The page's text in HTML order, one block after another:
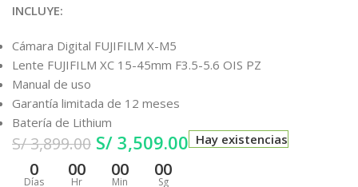
INCLUYE:
Cámara Digital FUJIFILM X-M5
Lente FUJIFILM XC 15-45mm F3.5-5.6 OIS PZ
Manual de uso
Garantía limitada de 12 meses
Batería de Lithium
S/3,899.00 S/ 3,509.00 Hay existencias
0
Días
00
Hr
00
Min
00
Sg